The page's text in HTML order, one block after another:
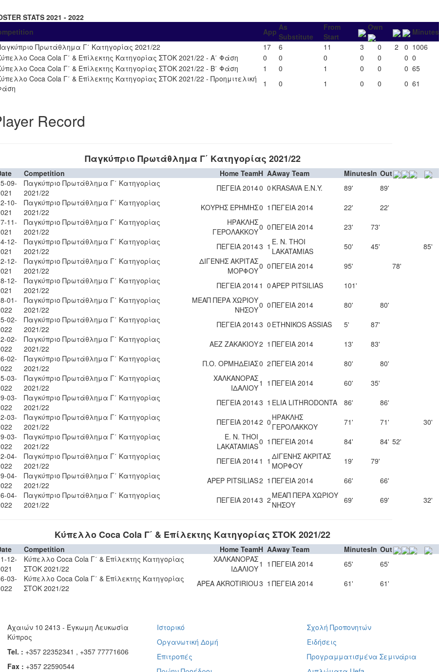
STATS 2021 - 2022
App As
Substitute
From
Start
Own
Minutes
Πρωτάθλημα Γ΄ Κατηγορίας 2021/22
17 6 11 3 0 2 0 1006
Coca Cola Γ΄ & Επίλεκτης Κατηγορίας ΣΤΟΚ 2021/22 - Α΄ Φάση
0 0 0 0 0 0 0
Coca Cola Γ΄ & Επίλεκτης Κατηγορίας ΣΤΟΚ 2021/22 - Β΄ Φάση
1 0 1 0 0 0 65
Coca Cola Γ΄ & Επίλεκτης Κατηγορίας ΣΤΟΚ 2021/22 - Προημιτελική
1 0 1 0 0 0 61
Record
Παγκύπριο Πρωτάθλημα Γ΄ Κατηγορίας 2021/22
Competition Home TeamH AAway Team MinutesIn Out
09-
Παγκύπριο Πρωτάθλημα Γ΄ Κατηγορίας
2021/22
ΠΕΓΕΙΑ 20140 0 KRASAVA Ε.Ν.Y. 89'
89'
10-
Παγκύπριο Πρωτάθλημα Γ΄ Κατηγορίας
2021/22
ΚΟΥΡΗΣ ΕΡΗΜΗΣ0 1 ΠΕΓΕΙΑ 2014 22'
22'
11-
Παγκύπριο Πρωτάθλημα Γ΄ Κατηγορίας
2021/22
ΗΡΑΚΛΗΣ
ΓΕΡΟΛΑΚΚΟΥ0 0ΠΕΓΕΙΑ 2014 23'
73'
12-
Παγκύπριο Πρωτάθλημα Γ΄ Κατηγορίας
2021/22
ΠΕΓΕΙΑ 20143 1 E. N. THOI
LAKATAMIAS
50' 45'
85'
12-
Παγκύπριο Πρωτάθλημα Γ΄ Κατηγορίας
2021/22
ΔΙΓΕΝΗΣ ΑΚΡΙΤΑΣ
ΜΟΡΦΟΥ0 0ΠΕΓΕΙΑ 2014 95'
78'
12-
Παγκύπριο Πρωτάθλημα Γ΄ Κατηγορίας
2021/22
ΠΕΓΕΙΑ 20141 0APEP PITSILIAS
101'
01-
Παγκύπριο Πρωτάθλημα Γ΄ Κατηγορίας
2021/22
ΜΕΑΠ ΠΕΡΑ ΧΩΡΙΟΥ
ΝΗΣΟΥ0 0ΠΕΓΕΙΑ 2014 80'
80'
02-
Παγκύπριο Πρωτάθλημα Γ΄ Κατηγορίας
2021/22
ΠΕΓΕΙΑ 20143 0 ETHNIKOS ASSIAS 5'
87'
02-
Παγκύπριο Πρωτάθλημα Γ΄ Κατηγορίας
2021/22
ΑΕΖ ΖΑΚΑΚΙΟΥ2 1 ΠΕΓΕΙΑ 2014 13'
83'
02-
Παγκύπριο Πρωτάθλημα Γ΄ Κατηγορίας
2021/22
Π.Ο. ΟΡΜΗΔΕΙΑΣ0 2ΠΕΓΕΙΑ 2014 80'
80'
03-
Παγκύπριο Πρωτάθλημα Γ΄ Κατηγορίας
2021/22
ΧΑΛΚΑΝΟΡΑΣ
ΙΔΑΛΙΟΥ1 1 ΠΕΓΕΙΑ 2014 60'
35'
03-
Παγκύπριο Πρωτάθλημα Γ΄ Κατηγορίας
2021/22
ΠΕΓΕΙΑ 20143 1 ELIA LITHRODONTA 86'
86'
03-
Παγκύπριο Πρωτάθλημα Γ΄ Κατηγορίας
2021/22
ΠΕΓΕΙΑ 20142 0 ΗΡΑΚΛΗΣ
ΓΕΡΟΛΑΚΚΟΥ
71' 71'
30'
03-
Παγκύπριο Πρωτάθλημα Γ΄ Κατηγορίας
2021/22
E. N. THOI
LAKATAMIAS0 1 ΠΕΓΕΙΑ 2014 84' 84' 52'
04-
Παγκύπριο Πρωτάθλημα Γ΄ Κατηγορίας
2021/22
ΠΕΓΕΙΑ 20141 1 ΔΙΓΕΝΗΣ ΑΚΡΙΤΑΣ
ΜΟΡΦΟΥ
19'
79'
04-
Παγκύπριο Πρωτάθλημα Γ΄ Κατηγορίας
2021/22
APEP PITSILIAS2 1 ΠΕΓΕΙΑ 2014 66'
66'
04-
Παγκύπριο Πρωτάθλημα Γ΄ Κατηγορίας
2021/22
ΠΕΓΕΙΑ 20143 2 ΜΕΑΠ ΠΕΡΑ ΧΩΡΙΟΥ
ΝΗΣΟΥ
69' 69' 32'
Κύπελλο Coca Cola Γ΄ & Επίλεκτης Κατηγορίας ΣΤΟΚ 2021/22
Competition Home TeamH AAway Team MinutesIn Out
12-
Κύπελλο Coca Cola Γ΄ & Επίλεκτης Κατηγορίας
ΣΤΟΚ 2021/22
ΧΑΛΚΑΝΟΡΑΣ
ΙΔΑΛΙΟΥ1 1 ΠΕΓΕΙΑ 2014 65'
65'
03-
Κύπελλο Coca Cola Γ΄ & Επίλεκτης Κατηγορίας
ΣΤΟΚ 2021/22
APEA AKROTIRIOU3 1 ΠΕΓΕΙΑ 2014 61' 61'
Αχαιών 10 2413 - Έγκωμη Λευκωσία
Κύπρος
Tel. : +357 22352341 , +357 77771606
Fax : +357 22590544
Ιστορικό
Οργανωτική Δομή
Επιτροπές
Σχολή Προπονητών
Ειδήσεις
Προγραμματισμένα Σεμινάρια